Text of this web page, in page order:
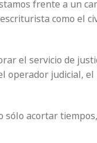
frente a un
como el
el servicio de
operador judicial,
sólo acortar